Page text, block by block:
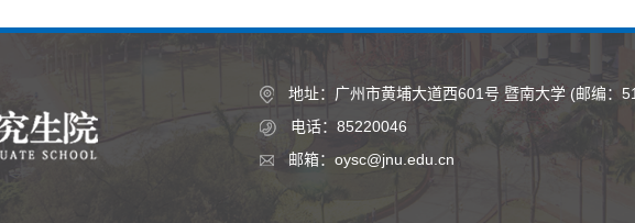
地址：广州市黄埔大道西601号 暨南大学 (邮编：
电话：85220046
邮箱：oysc@jnu.edu.cn